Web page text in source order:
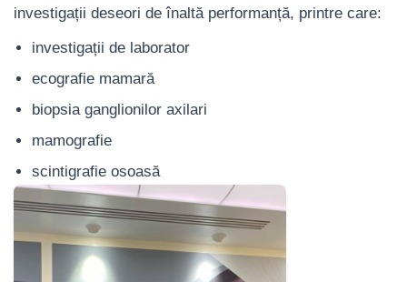
investigații deseori de înaltă performanță, printre care:
investigații de laborator
ecografie mamară
biopsia ganglionilor axilari
mamografie
scintigrafie osoasă